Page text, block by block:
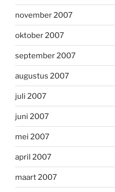
november 2007
oktober 2007
september 2007
augustus 2007
juli 2007
juni 2007
mei 2007
april 2007
maart 2007